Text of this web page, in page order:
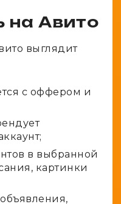
на Авито
выглядит
с оффером и
в выбранной
картинки